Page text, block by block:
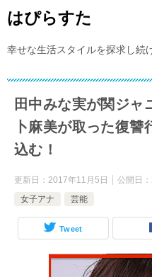
はぴらすた
幸せな生活スタイルを探求し続
田中みな実が関ジ
卜麻美が取った復
込む！
更新日： 2017年11月5日 公開日：
女子アナ
芸能
Tweet